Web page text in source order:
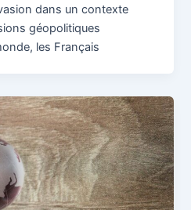
dans un contexte
géopolitiques
les Français